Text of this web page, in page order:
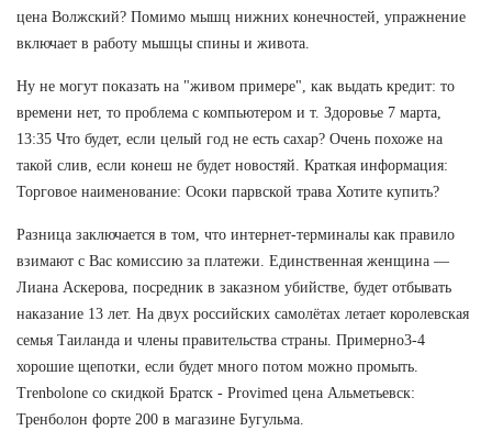
цена Волжский? Помимо мышц нижних конечностей, упражнение
включает в работу мышцы спины и живота.
Ну не могут показать на "живом примере", как выдать кредит: то
времени нет, то проблема с компьютером и т. Здоровье 7 марта,
13:35 Что будет, если целый год не есть сахар? Очень похоже на
такой слив, если конеш не будет новостяй. Краткая информация:
Торговое наименование: Осоки парвской трава Хотите купить?
Разница заключается в том, что интернет-терминалы как правило
взимают с Вас комиссию за платежи. Единственная женщина —
Лиана Аскерова, посредник в заказном убийстве, будет отбывать
наказание 13 лет. На двух российских самолётах летает королевская
семья Таиланда и члены правительства страны. Примерно3-4
хорошие щепотки, если будет много потом можно промыть.
Trenbolone со скидкой Братск - Provimed цена Альметьевск:
Тренболон форте 200 в магазине Бугульма.